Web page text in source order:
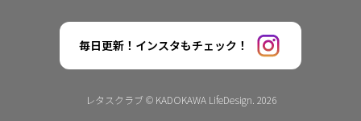
毎日更新！インスタもチェック！
レタスクラブ © KADOKAWA LifeDesign. 2026